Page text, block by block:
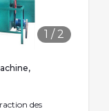
1 / 2
des